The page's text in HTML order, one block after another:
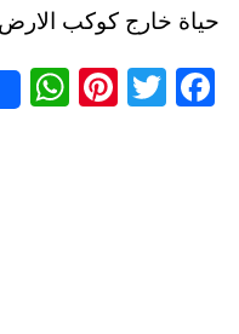
حياة خارج كوكب
Fa
T
Pi